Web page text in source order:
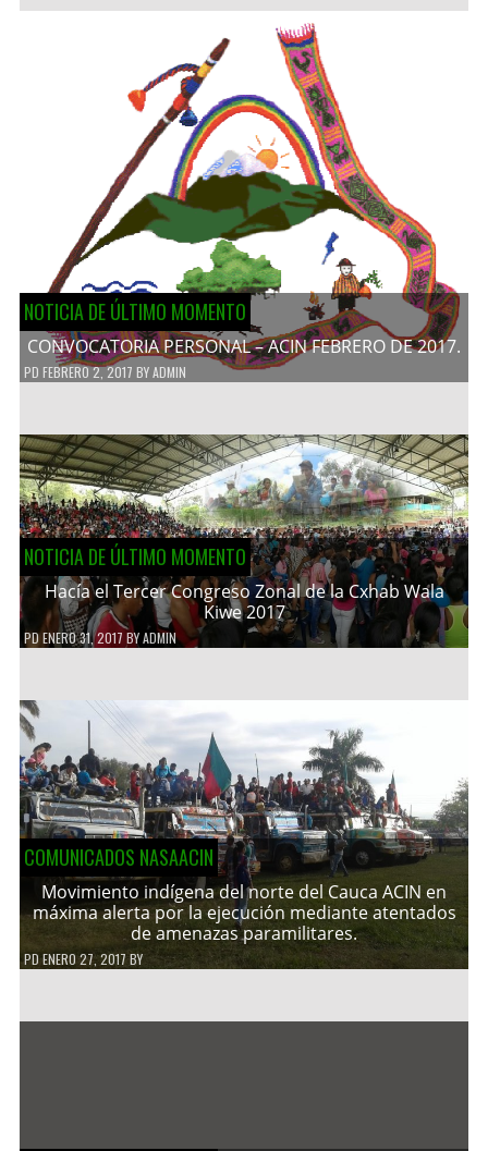
NOTICIA DE ÚLTIMO MOMENTO
CONVOCATORIA PERSONAL – ACIN FEBRERO DE 2017.
PD FEBRERO 2, 2017 BYADMIN
NOTICIA DE ÚLTIMO MOMENTO
Hacía el Tercer Congreso Zonal de la Cxhab Wala
Kiwe 2017
PDENERO 31, 2017 BYADMIN
COMUNICADOS NASAACIN
Movimiento indígena del norte del Cauca ACIN en
máxima alerta por la ejecución mediante atentados
de amenazas paramilitares.
PDENERO 27, 2017 BY